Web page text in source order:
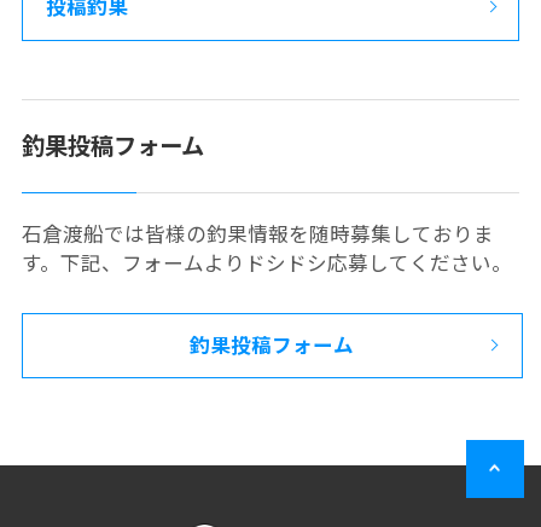
投稿釣果
釣果投稿フォーム
石倉渡船では皆様の釣果情報を随時募集しておりま
す。下記、フォームよりドシドシ応募してください。
釣果投稿フォーム